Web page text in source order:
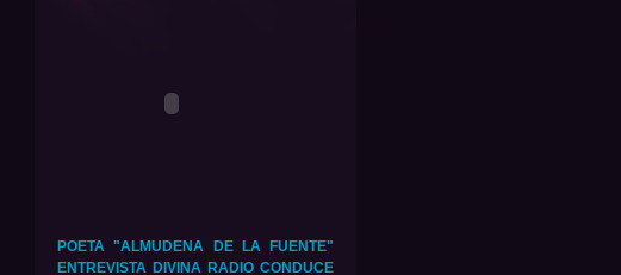
POETA "ALMUDENA DE LA FUENTE"
ENTREVISTA DIVINA RADIO CONDUCE